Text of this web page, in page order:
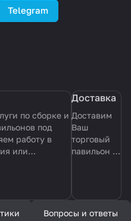
Telegram
по сборке и
под
работу в
или
Доставка
Доставим
Ваш
торговый
павильон в
для вас
время.
Вопросы и ответы